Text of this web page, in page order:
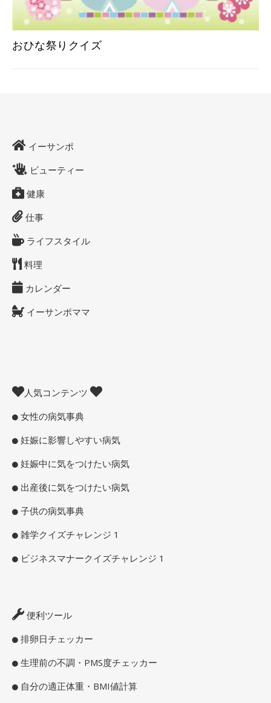
おひな祭りクイズ
イーサンポ
ビューティー
健康
仕事
ライフスタイル
料理
カレンダー
イーサンポママ
人気コンテンツ
女性の病気事典
妊娠に影響しやすい病気
妊娠中に気をつけたい病気
出産後に気をつけたい病気
子供の病気事典
雑学クイズチャレンジ 1
ビジネスマナークイズチャレンジ 1
便利ツール
排卵日チェッカー
生理前の不調・PMS度チェッカー
自分の適正体重・BMI値計算